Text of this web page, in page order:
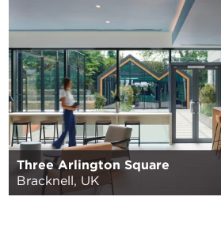
Three Arlington Square
Bracknell, UK